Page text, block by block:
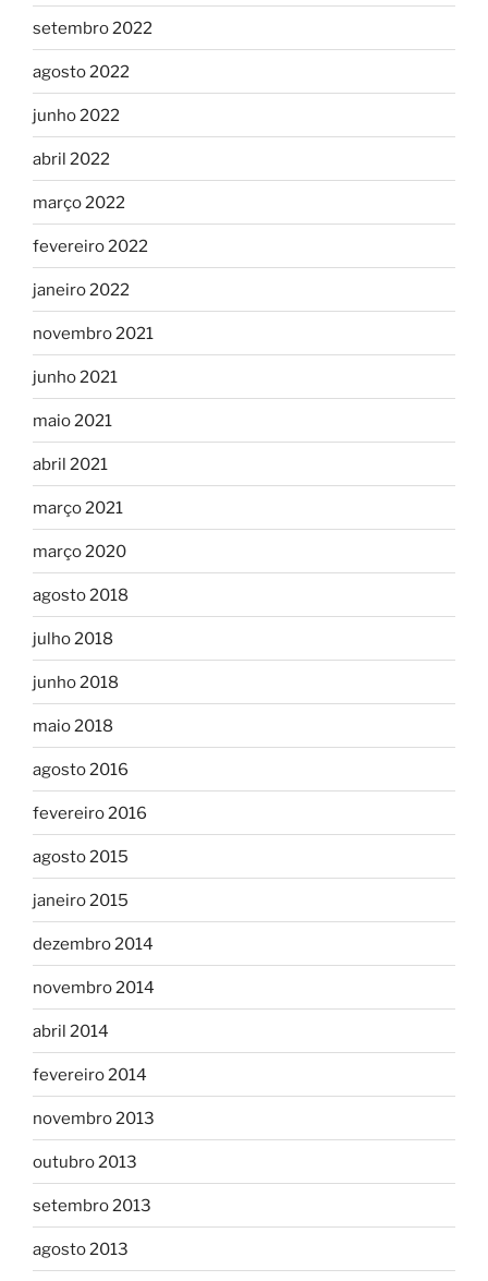
setembro 2022
agosto 2022
junho 2022
abril 2022
março 2022
fevereiro 2022
janeiro 2022
novembro 2021
junho 2021
maio 2021
abril 2021
março 2021
março 2020
agosto 2018
julho 2018
junho 2018
maio 2018
agosto 2016
fevereiro 2016
agosto 2015
janeiro 2015
dezembro 2014
novembro 2014
abril 2014
fevereiro 2014
novembro 2013
outubro 2013
setembro 2013
agosto 2013